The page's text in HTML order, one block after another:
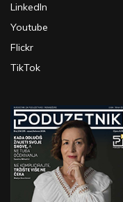
LinkedIn
Youtube
Flickr
TikTok